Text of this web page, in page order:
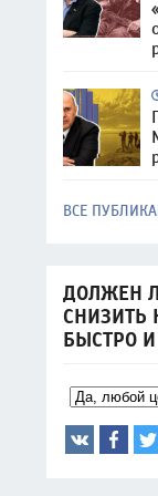
ВСЕ
ДОЛЖЕН
СНИЗИТЬ
БЫСТРО